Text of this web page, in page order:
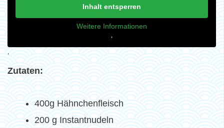
Inhalt entsperren
Weitere Informationen
‚
‚
Zutaten:
400g Hähnchenfleisch
200 g Instantnudeln